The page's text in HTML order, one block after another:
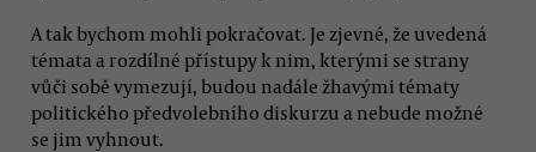
A tak bychom mohli pokračovat. Je zjevné, že uvedená
témata a rozdílné přístupy k nim, kterými se strany
vůči sobě vymezují, budou nadále žhavými tématy
politického předvolebního diskurzu a nebude možné
se jim vyhnout.